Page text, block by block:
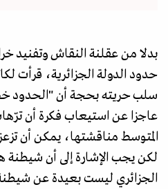
بدلا من عقلنة النقاش وتفنيد
حدود الدولة الجزائرية، قرأت
سلب حريته بحجة أن "الحدود
عاجزا عن استيعاب فكرة أن
المتوسط مناقشتها، يمكن أن
لكن يجب الإشارة إلى أن شيطنة
الجزائري ليست بعيدة عن